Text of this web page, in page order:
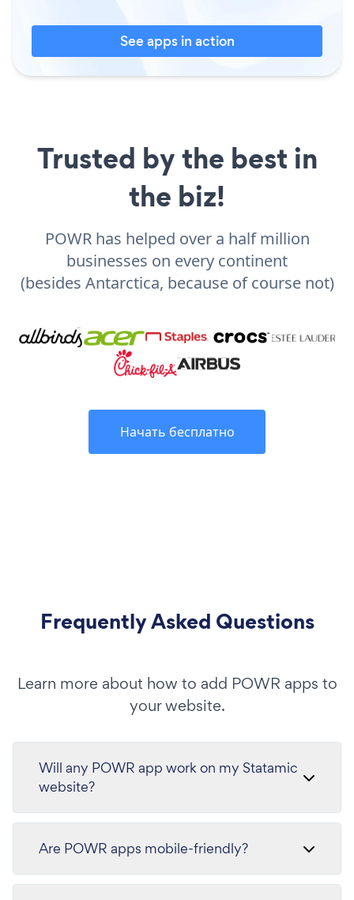
See apps in action
Trusted by the best in
the biz!
POWR has helped over a half million
businesses on every continent
(besides Antarctica, because of course not)
Начать бесплатно
Frequently Asked Questions
Learn more about how to add POWR apps to
your website.
Will any POWR app work on my Statamic
website?
Are POWR apps mobile-friendly?